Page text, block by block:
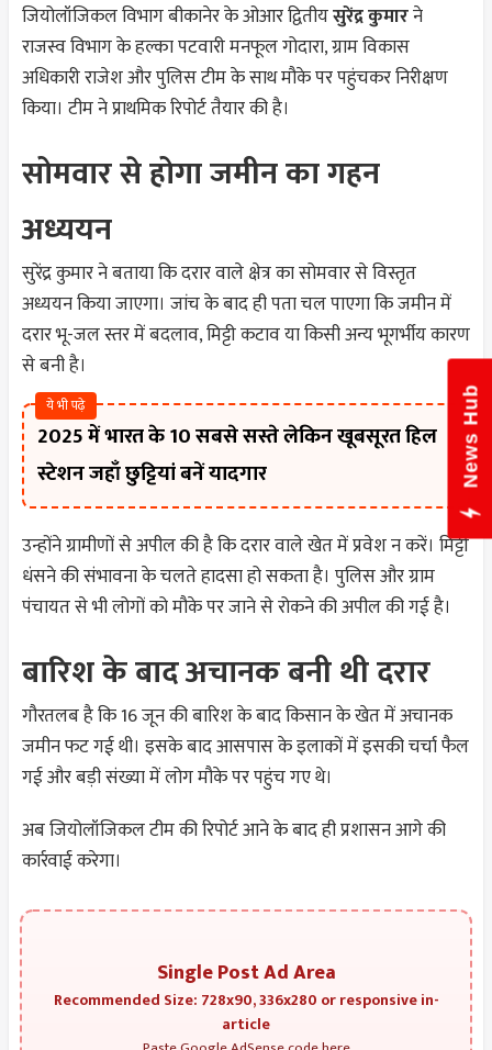
जियोलॉजिकल विभाग बीकानेर के ओआर द्वितीयसुरेंद्र कुमारने
राजस्व विभाग के हल्का पटवारी मनफूल गोदारा, ग्राम विकास
अधिकारी राजेश और पुलिस टीम के साथ मौके पर पहुंचकर निरीक्षण
किया। टीम ने प्राथमिक रिपोर्ट तैयार की है।
सोमवार से होगा जमीन का गहन
अध्ययन
सुरेंद्र कुमार ने बताया कि दरार वाले क्षेत्र का सोमवार से विस्तृत
अध्ययन किया जाएगा। जांच के बाद ही पता चल पाएगा कि जमीन में
दरार भू-जल स्तर में बदलाव, मिट्टी कटाव या किसी अन्य भूगर्भीय कारण
से बनी है।
ये भी पढ़े
2025 में भारत के 10 सबसे सस्ते लेकिन खूबसूरत हिल
स्टेशन जहाँ छुट्टियां बनें यादगार
उन्होंने ग्रामीणों से अपील की है कि दरार वाले खेत में प्रवेश न करें। मिट्टी
धंसने की संभावना के चलते हादसा हो सकता है। पुलिस और ग्राम
पंचायत से भी लोगों को मौके पर जाने से रोकने की अपील की गई है।
बारिश के बाद अचानक बनी थी दरार
गौरतलब है कि 16 जून की बारिश के बाद किसान के खेत में अचानक
जमीन फट गई थी। इसके बाद आसपास के इलाकों में इसकी चर्चा फैल
गई और बड़ी संख्या में लोग मौके पर पहुंच गए थे।
अब जियोलॉजिकल टीम की रिपोर्ट आने के बाद ही प्रशासन आगे की
कार्रवाई करेगा।
Single Post Ad Area
Recommended Size: 728x90, 336x280 or responsive in-
article
News Hub